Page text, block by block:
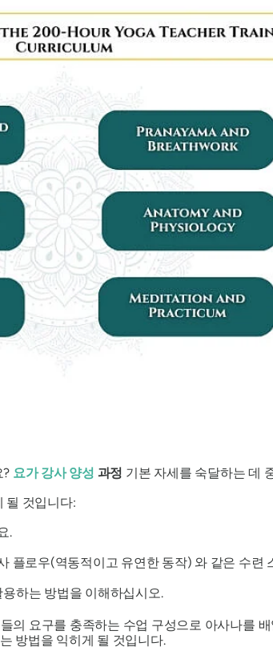
? 요가 강사 양성 과정 기본 자세를 숙달하는 데
될 것입니다:
.
플로우(역동적이고 유연한 동작) 와 같은 수련
하는 방법을 이해하십시오.
의 요구를 충족하는 수업 구성으로 아사나를
방법을 익히게 될 것입니다.